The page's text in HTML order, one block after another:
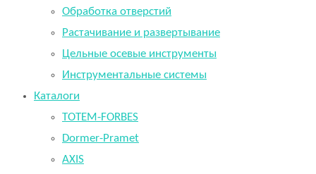
Обработка отверстий
Растачивание и развертывание
Цельные осевые инструменты
Инструментальные системы
Каталоги
TOTEM-FORBES
Dormer-Pramet
AXIS